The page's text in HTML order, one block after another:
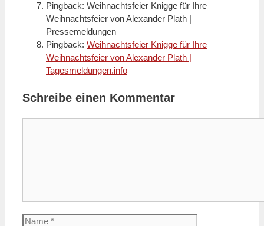
Pingback: Weihnachtsfeier Knigge für Ihre
Weihnachtsfeier von Alexander Plath |
Pressemeldungen
Pingback: Weihnachtsfeier Knigge für Ihre
Weihnachtsfeier von Alexander Plath |
Tagesmeldungen.info
Schreibe einen Kommentar
Name